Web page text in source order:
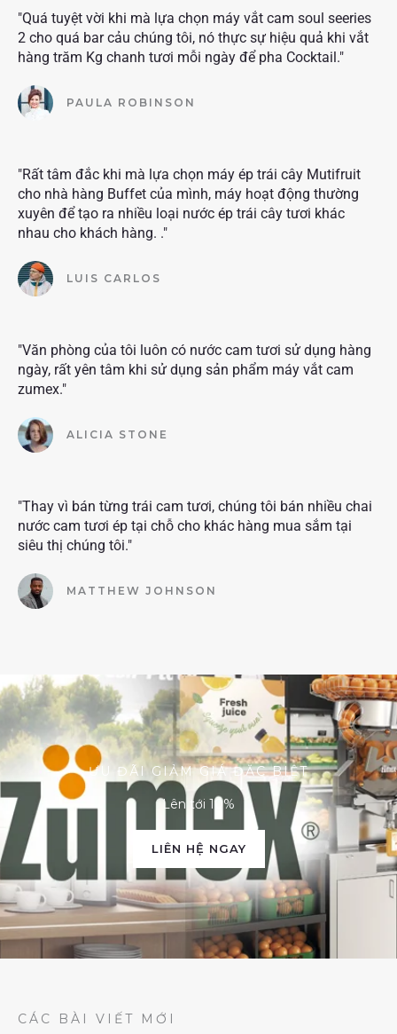
"Quá tuyệt vời khi mà lựa chọn máy vắt cam soul seeries
2 cho quá bar cảu chúng tôi, nó thực sự hiệu quả khi vắt
hàng trăm Kg chanh tươi mỗi ngày để pha Cocktail."
PAULA ROBINSON
"Rất tâm đắc khi mà lựa chọn máy ép trái cây Mutifruit
cho nhà hàng Buffet của mình, máy hoạt động thường
xuyên để tạo ra nhiều loại nước ép trái cây tươi khác
nhau cho khách hàng. ."
LUIS CARLOS
"Văn phòng của tôi luôn có nước cam tươi sử dụng hàng
ngày, rất yên tâm khi sử dụng sản phẩm máy vắt cam
zumex."
ALICIA STONE
"Thay vì bán từng trái cam tươi, chúng tôi bán nhiều chai
nước cam tươi ép tại chỗ cho khác hàng mua sắm tại
siêu thị chúng tôi."
MATTHEW JOHNSON
ƯU ĐÃI GIẢM GIÁ ĐẶC BIỆT
Lên tới 10%
LIÊN HỆ NGAY
CÁC BÀI VIẾT MỚI